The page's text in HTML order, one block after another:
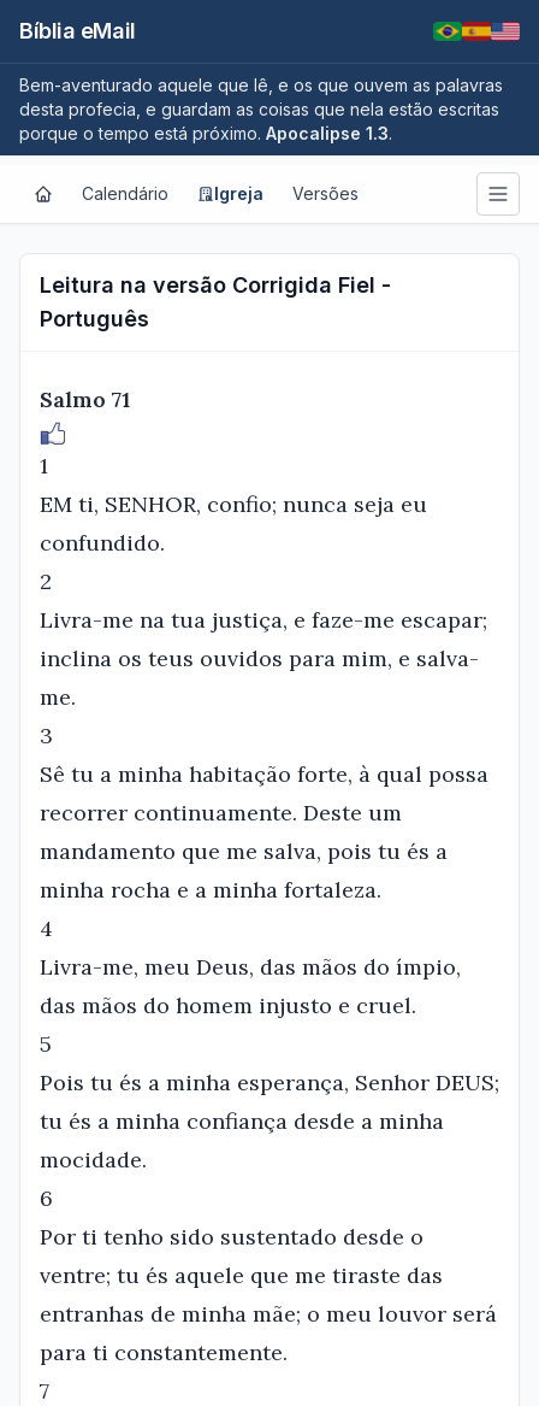
Bíblia eMail
Bem-aventurado aquele que lê, e os que ouvem as palavras
desta profecia, e guardam as coisas que nela estão escritas
porque o tempo está próximo. Apocalipse 1.3.
Calendário Igreja Versões
Leitura na versão Corrigida Fiel -
Português
Salmo 71
1
EM ti, SENHOR, confio; nunca seja eu
confundido.
2
Livra-me na tua justiça, e faze-me escapar;
inclina os teus ouvidos para mim, e salva-
me.
3
Sê tu a minha habitação forte, à qual possa
recorrer continuamente. Deste um
mandamento que me salva, pois tu és a
minha rocha e a minha fortaleza.
4
Livra-me, meu Deus, das mãos do ímpio,
das mãos do homem injusto e cruel.
5
Pois tu és a minha esperança, Senhor DEUS;
tu és a minha confiança desde a minha
mocidade.
6
Por ti tenho sido sustentado desde o
ventre; tu és aquele que me tiraste das
entranhas de minha mãe; o meu louvor será
para ti constantemente.
7